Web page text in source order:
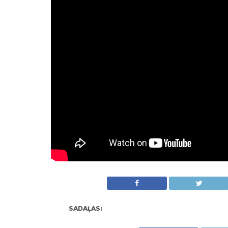
SADAĻAS: